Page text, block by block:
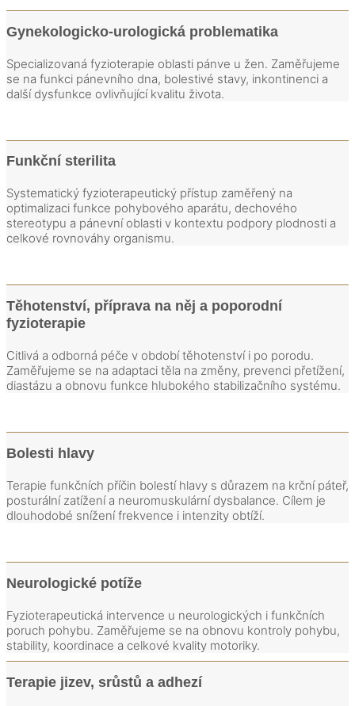
Gynekologicko-urologická problematika
Specializovaná fyzioterapie oblasti pánve u žen. Zaměřujeme
se na funkci pánevního dna, bolestivé stavy, inkontinenci a
další dysfunkce ovlivňující kvalitu života.
Funkční sterilita
Systematický fyzioterapeutický přístup zaměřený na
optimalizaci funkce pohybového aparátu, dechového
stereotypu a pánevní oblasti v kontextu podpory plodnosti a
celkové rovnováhy organismu.
Těhotenství, příprava na něj a poporodní
fyzioterapie
Citlivá a odborná péče v období těhotenství i po porodu.
Zaměřujeme se na adaptaci těla na změny, prevenci přetížení,
diastázu a obnovu funkce hlubokého stabilizačního systému.
Bolesti hlavy
Terapie funkčních příčin bolestí hlavy s důrazem na krční páteř,
posturální zatížení a neuromuskulární dysbalance. Cílem je
dlouhodobé snížení frekvence i intenzity obtíží.
Neurologické potíže
Fyzioterapeutická intervence u neurologických i funkčních
poruch pohybu. Zaměřujeme se na obnovu kontroly pohybu,
stability, koordinace a celkové kvality motoriky.
Terapie jizev, srůstů a adhezí